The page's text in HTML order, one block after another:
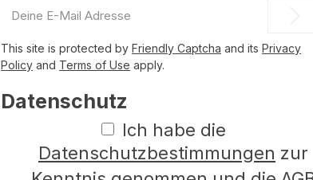
Mail-
*
This site is protected by Friendly Captcha and its Privacy
Policy and Terms of Use apply.
Datenschutz
Datenschutzbestimmungen zur